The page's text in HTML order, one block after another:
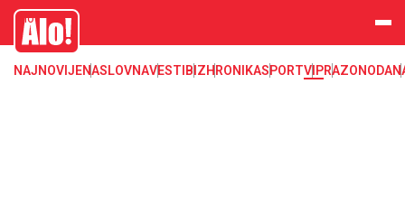
Estrada, poznati, VIP
Alo
NAJNOVIJENASLOVNAVESTI BIZHRONIKASPORTVIPRAZONODA